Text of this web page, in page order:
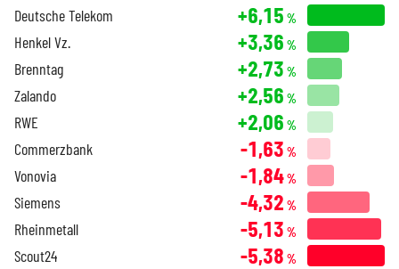
Deutsche Telekom +6,15 %
Henkel Vz. +3,36 %
Brenntag +2,73 %
Zalando +2,56 %
RWE +2,06 %
Commerzbank -1,63 %
Vonovia -1,84%
Siemens -4,32 %
Rheinmetall -5,13 %
Scout24 -5,38 %